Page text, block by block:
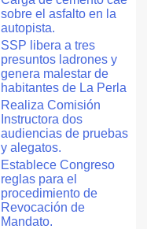
sobre el asfalto en la
autopista.
SSP libera a tres
presuntos ladrones y
genera malestar de
habitantes de La Perla
Realiza Comisión
Instructora dos
audiencias de pruebas
y alegatos.
Establece Congreso
reglas para el
procedimiento de
Revocación de
Mandato.